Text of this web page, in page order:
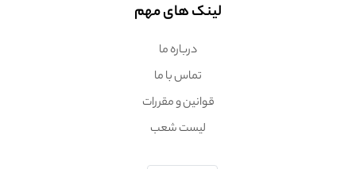
لینک های مهم
درباره ما
تماس با ما
قوانین و مقررات
لیست شعب